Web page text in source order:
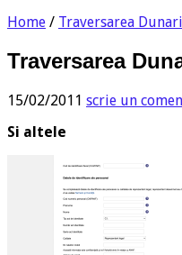
Home / Traversarea
Traversarea
15/02/2011 scrie un
Si altele